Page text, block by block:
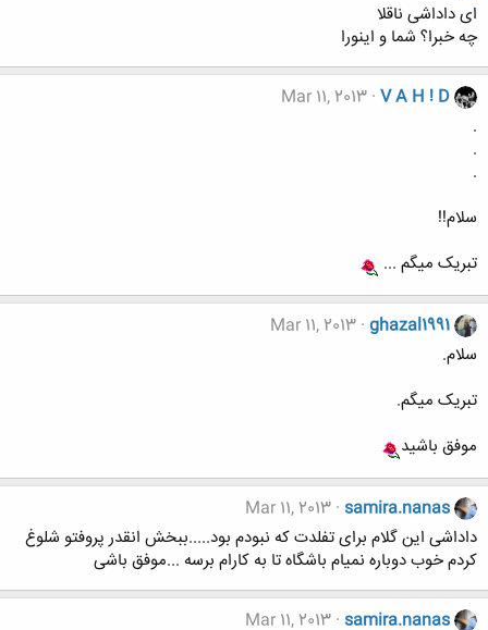
ای داداشی ناقلا
چه خبرا؟ شما و اینورا
V A H ! D
Mar 11, 2013
.
.
.
سلام!!
تبریک میگم ...
ghazal1991
Mar 11, 2013
سلام.
تبریک میگم.
موفق باشید
samira.nanas
Mar 11, 2013
داداشی این گلام برای تفلدت که نبودم بود.....ببخش انقدر پروفتو شلوغ
کردم خوب دوباره نمیام باشگاه تا به کارام برسه ...موفق باشی
samira.nanas
Mar 11, 2013